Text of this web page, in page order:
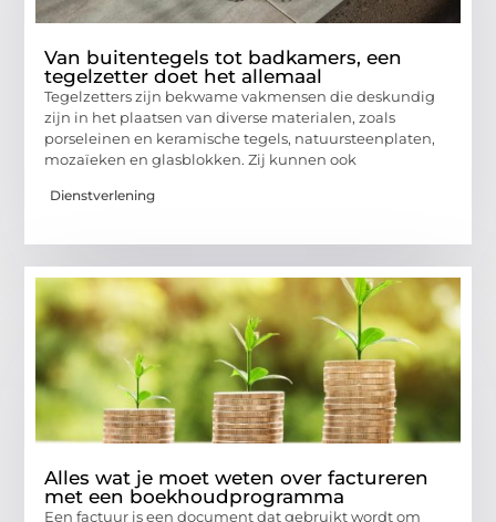
Van buitentegels tot badkamers, een
tegelzetter doet het allemaal
Tegelzetters zijn bekwame vakmensen die deskundig
zijn in het plaatsen van diverse materialen, zoals
porseleinen en keramische tegels, natuursteenplaten,
mozaïeken en glasblokken. Zij kunnen ook
Dienstverlening
Alles wat je moet weten over factureren
met een boekhoudprogramma
Een factuur is een document dat gebruikt wordt om